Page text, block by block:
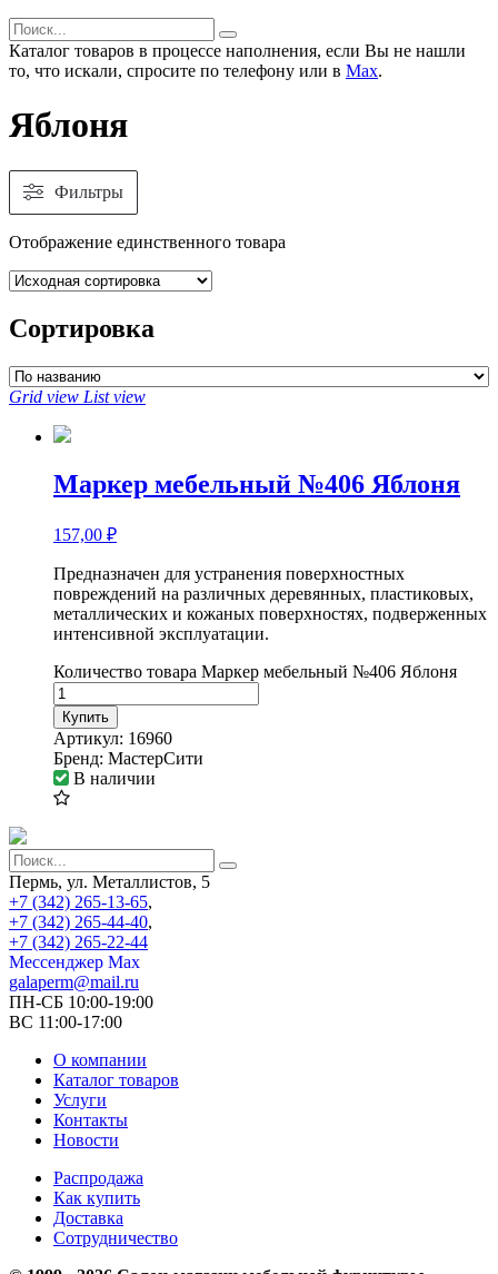
Каталог товаров в процессе наполнения, если Вы не нашли
то, что искали, спросите по телефону или в Мах.
Яблоня
Фильтры
Отображение единственного товара
Сортировка
Grid view List view
Маркер мебельный №406 Яблоня
157,00 ₽
Предназначен для устранения поверхностных
повреждений на различных деревянных, пластиковых,
металлических и кожаных поверхностях, подверженных
интенсивной эксплуатации.
Количество товара Маркер мебельный №406 Яблоня
Купить
Артикул: 16960
Бренд: МастерСити
В наличии
Пермь, ул. Металлистов, 5
+7 (342) 265-13-65,
+7 (342) 265-44-40,
+7 (342) 265-22-44
Мессенджер Мах
galaperm@mail.ru
ПН-СБ 10:00-19:00
ВС 11:00-17:00
О компании
Каталог товаров
Услуги
Контакты
Новости
Распродажа
Как купить
Доставка
Сотрудничество